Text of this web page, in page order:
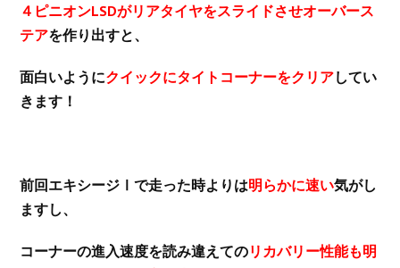
４ピニオンLSDがリアタイヤをスライドさせオーバース
テアを作り出すと、
面白いようにクイックにタイトコーナーをクリアしてい
きます！
前回エキシージⅠで走った時よりは明らかに速い気がし
ますし、
コーナーの進入速度を読み違えてのリカバリー性能も明